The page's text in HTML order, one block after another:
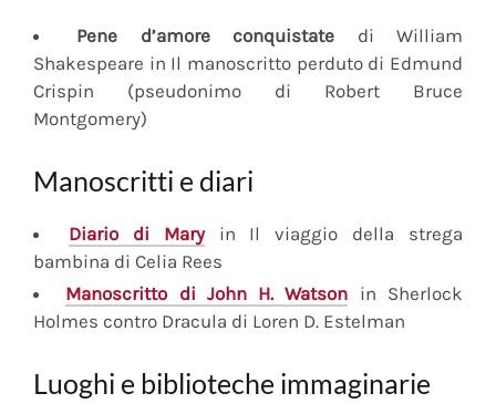
Pene d’amore conquistate di William
Shakespeare in Il manoscritto perduto di Edmund
Crispin (pseudonimo di Robert Bruce
Montgomery)
Manoscritti e diari
Diariodi Maryin Il viaggio della strega
bambina di Celia Rees
Manoscritto di John H. Watson in Sherlock
Holmes contro Dracula di Loren D. Estelman
Luoghi e biblioteche immaginarie